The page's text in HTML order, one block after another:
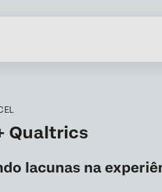
Qualtrics
lacunas na